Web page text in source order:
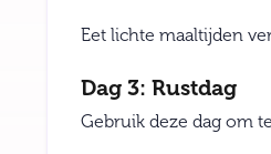
Eet lichte maaltijden
Dag 3: Rustdag
Gebruik deze dag om